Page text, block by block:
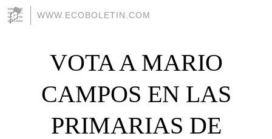
WWW.ECOBOLETIN.COM
VOTA A MARIO
CAMPOS EN LAS
PRIMARIAS DE